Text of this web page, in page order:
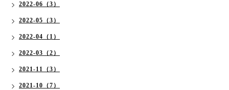
2022-06（3）
2022-05（3）
2022-04（1）
2022-03（2）
2021-11（3）
2021-10（7）